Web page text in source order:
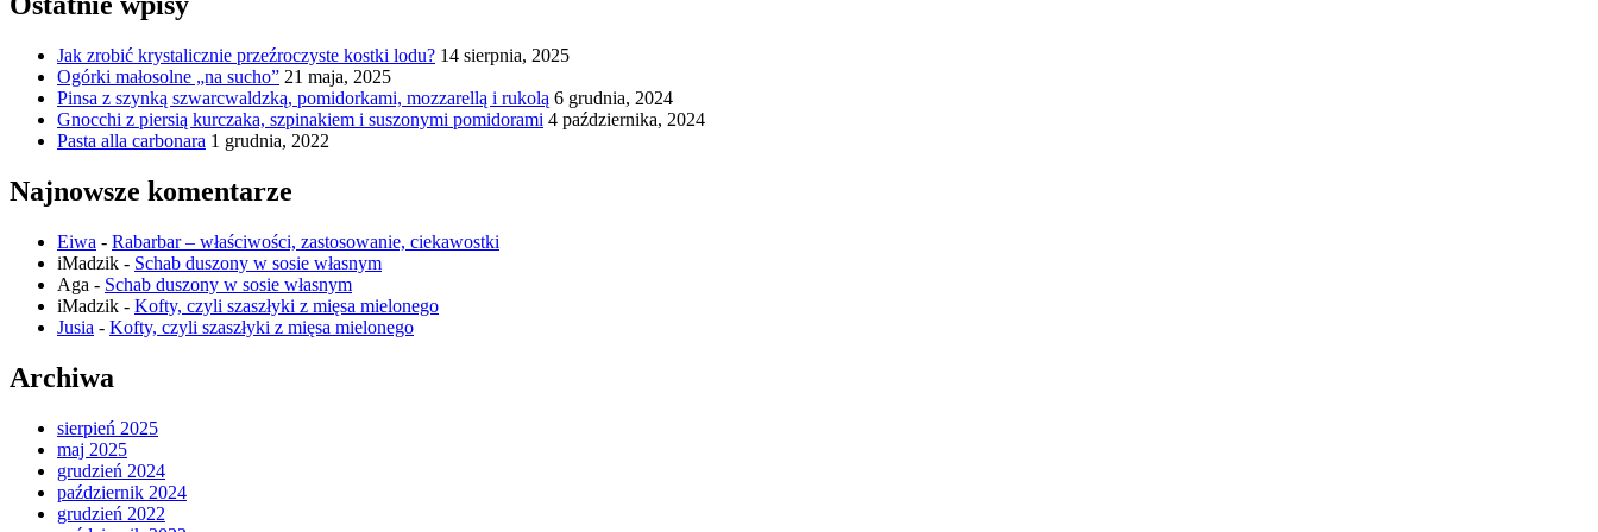
Jak zrobić krystalicznie przeźroczyste kostki lodu? 14 sierpnia, 2025
Ogórki małosolne „na sucho” 21 maja, 2025
Pinsa z szynką szwarcwaldzką, pomidorkami, mozzarellą i rukolą 6 grudnia, 2024
Gnocchi z piersią kurczaka, szpinakiem i suszonymi pomidorami 4 października, 2024
Pasta alla carbonara 1 grudnia, 2022
Najnowsze komentarze
Eiwa - Rabarbar – właściwości, zastosowanie, ciekawostki
iMadzik - Schab duszony w sosie własnym
Aga - Schab duszony w sosie własnym
iMadzik - Kofty, czyli szaszłyki z mięsa mielonego
Jusia - Kofty, czyli szaszłyki z mięsa mielonego
Archiwa
sierpień 2025
maj 2025
grudzień 2024
październik 2024
grudzień 2022